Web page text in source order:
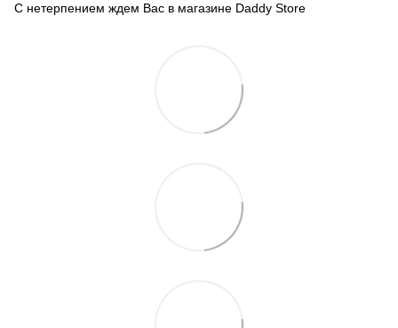
С нетерпением ждем Вас в магазине Daddy Store